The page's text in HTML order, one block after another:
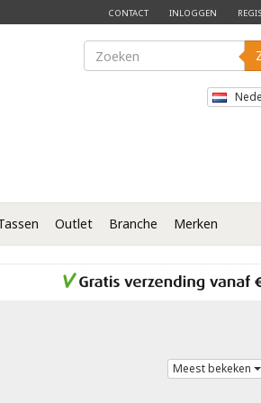
CONTACT INLOGGEN
Outlet Branche Merken
Meest bekeken